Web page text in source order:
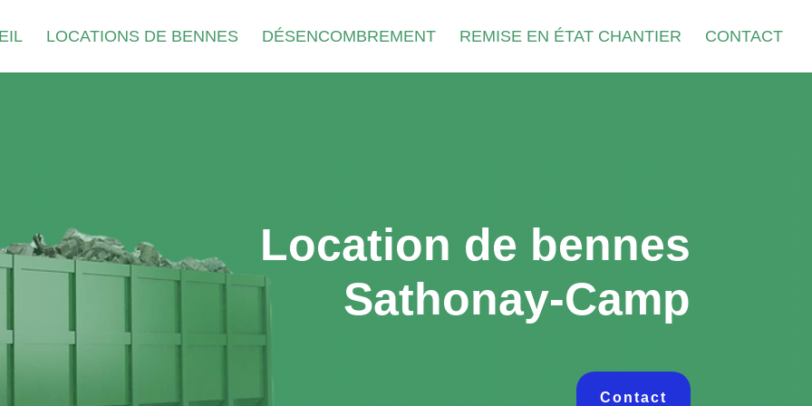
LOCATIONS DE BENNES DÉSENCOMBREMENT REMISE EN ÉTAT CHANTIER CONTACT
Location de bennes
Sathonay-Camp
Contact